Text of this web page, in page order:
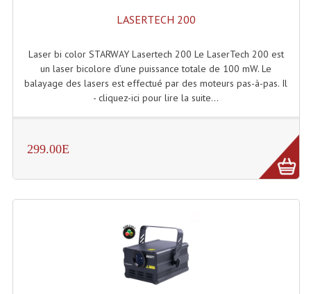
Projecteurs Barres De Leds
Projecteurs Déco À Leds
Projecteurs Théâtre Led
Projecteurs Cycliodes
Projecteurs Découpes
LASERTECH 200
Laser bi color STARWAY Lasertech 200 Le LaserTech 200 est
un laser bicolore d’une puissance totale de 100 mW. Le
balayage des lasers est effectué par des moteurs pas-à-pas. Il
- cliquez-ici pour lire la suite...
299.00E